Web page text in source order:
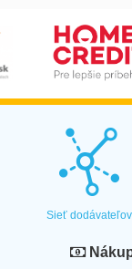
Sieť dodávateľov